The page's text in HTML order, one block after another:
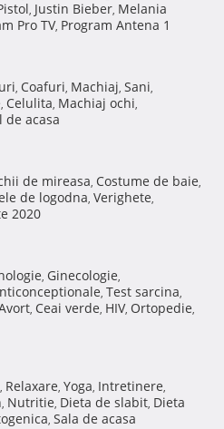
, Justin Bieber, Melania
Pro TV, Program Antena 1
, Coafuri, Machiaj, Sani,
, Celulita, Machiaj ochi,
de acasa
de mireasa, Costume de baie,
de logodna, Verighete,
2020
, Ginecologie,
, Test sarcina,
, Ceai verde, HIV, Ortopedie,
, Relaxare, Yoga, Intretinere,
, Nutritie, Dieta de slabit, Dieta
, Sala de acasa